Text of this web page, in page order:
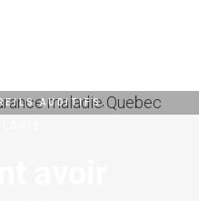
AUDITIFS,